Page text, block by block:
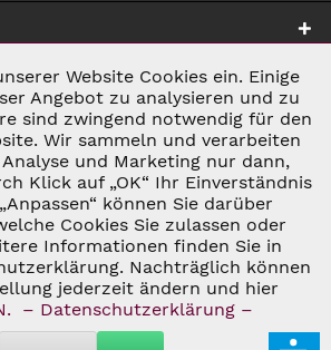
GESETZL. UMSATZSTEUER ZZGL.
GGF. NACHNAHMEGEBÜHREN, WENN NICHT
ANDERS BESCHRIEBEN
- ALL RIGHTS RESERVED. THEME BY
THEMEWARE®
Aktiv
Inaktiv
Inaktiv
Inaktiv
Website Cookies ein. Einige
Angebot zu analysieren und zu
sind zwingend notwendig für den
Wir sammeln und verarbeiten
und Marketing nur dann,
Klick auf „OK“ Ihr Einverständnis
können Sie darüber
Cookies Sie zulassen oder
Informationen finden Sie in
Nachträglich können
jederzeit ändern und hier
– Datenschutzerklärung –